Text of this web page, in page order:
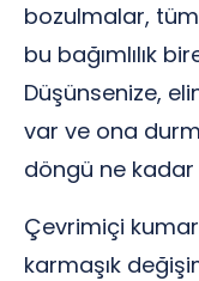
bozulmalar,
bu bağımlılık
Düşünsenize,
var ve ona
döngü ne
Çevrimiçi
karmaşık